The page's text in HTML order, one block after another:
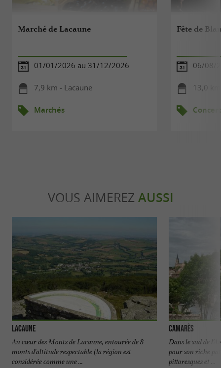
Marché de Lacaune
01/01/2026 au 31/12/2026
7,9 km - Lacaune
Marchés
Fête de
06/08/
13,0
VOUS AIMEREZ AUSSI
Lacaune
Au cœur des Monts de Lacaune, entourée de 8
monts d'altitude respectable (la région est
considérée comme une ...
Camarès
Dans le sud de
pour son riche
pittoresques et ...